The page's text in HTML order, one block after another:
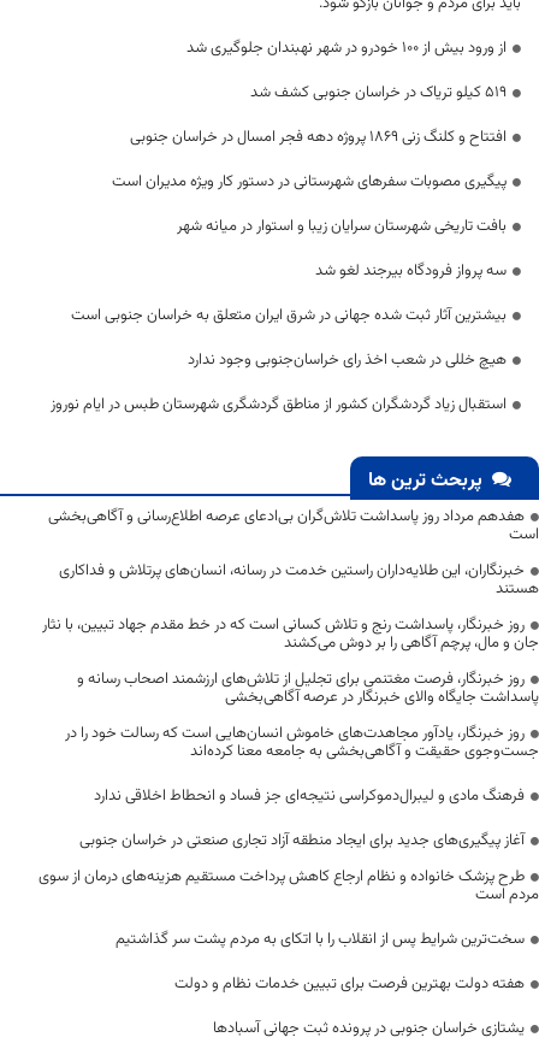
از ورود بیش از 100 خودرو در شهر نهبندان جلوگیری شد
519 کیلو تریاک در خراسان جنوبی کشف شد
افتتاح و کلنگ زنی 1869 پروژه دهه فجر امسال در خراسان جنوبی
پیگیری مصوبات سفرهای شهرستانی در دستور کار ویژه مدیران است
بافت تاریخی شهرستان سرایان زیبا و استوار در میانه شهر
سه پرواز فرودگاه بیرجند لغو شد
بیشترین آثار ثبت شده جهانی در شرق ایران متعلق به خراسان جنوبی است
هیچ خللی در شعب اخذ رای خراسان‌جنوبی وجود ندارد
استقبال زیاد گردشگران کشور از مناطق گردشگری شهرستان طبس در ایام نوروز
پربحث ترین ها
هفدهم مرداد روز پاسداشت تلاش‌گران بی‌ادعای عرصه اطلاع‌رسانی و آگاهی‌بخشی
است
خبرنگاران، این طلایه‌داران راستین خدمت در رسانه، انسان‌های پرتلاش و فداکاری
هستند
روز خبرنگار، پاسداشت رنج و تلاش کسانی است که در خط مقدم جهاد تبیین، با نثار
جان و مال، پرچم آگاهی را بر دوش می‌کشند
روز خبرنگار، فرصت مغتنمی برای تجلیل از تلاش‌های ارزشمند اصحاب رسانه و
پاسداشت جایگاه والای خبرنگار در عرصه آگاهی‌بخشی
روز خبرنگار، یادآور مجاهدت‌های خاموش انسان‌هایی است که رسالت خود را در
جست‌وجوی حقیقت و آگاهی‌بخشی به جامعه معنا کرده‌اند
فرهنگ مادی و لیبرال‌دموکراسی نتیجه‌ای جز فساد و انحطاط اخلاقی ندارد
آغاز پیگیری‌های جدید برای ایجاد منطقه آزاد تجاری صنعتی در خراسان جنوبی
طرح پزشک خانواده و نظام ارجاع کاهش پرداخت مستقیم هزینه‌های درمان از سوی
مردم است
سخت‌ترین شرایط پس از انقلاب را با اتکای به مردم پشت سر گذاشتیم
هفته دولت بهترین فرصت برای تبیین خدمات نظام و دولت
یشتازی خراسان جنوبی در پرونده ثبت جهانی آسبادها